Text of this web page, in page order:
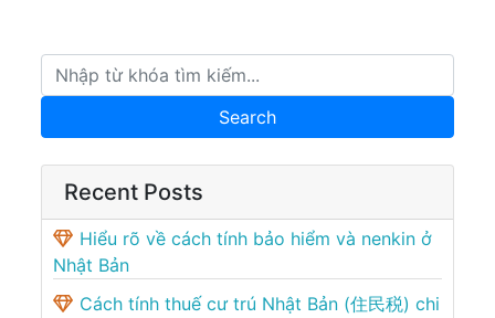
Recent Posts
Hiểu rõ về cách tính bảo hiểm và nenkin ở
Nhật Bản
Cách tính thuế cư trú Nhật Bản (住民税) chi